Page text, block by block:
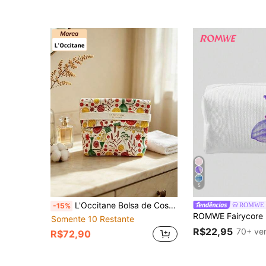
-15% L'Occitane Bolsa de Cosméticos de Lona com Listras Verticais Amarelo e Laranja, Bolsa de Armazenamento de Maquiagem Portátil para Viagem, Uso Diário, Férias, Aniversário, Presente de Feriado LOCCITANE-GIFT-25
Somente 10 Restante
R$72,90
5
ROMWE
R$22,95 70+